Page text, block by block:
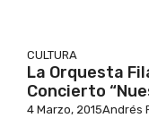
CULTURA
La Orquesta
Concierto
4 Marzo, 2015Andrés